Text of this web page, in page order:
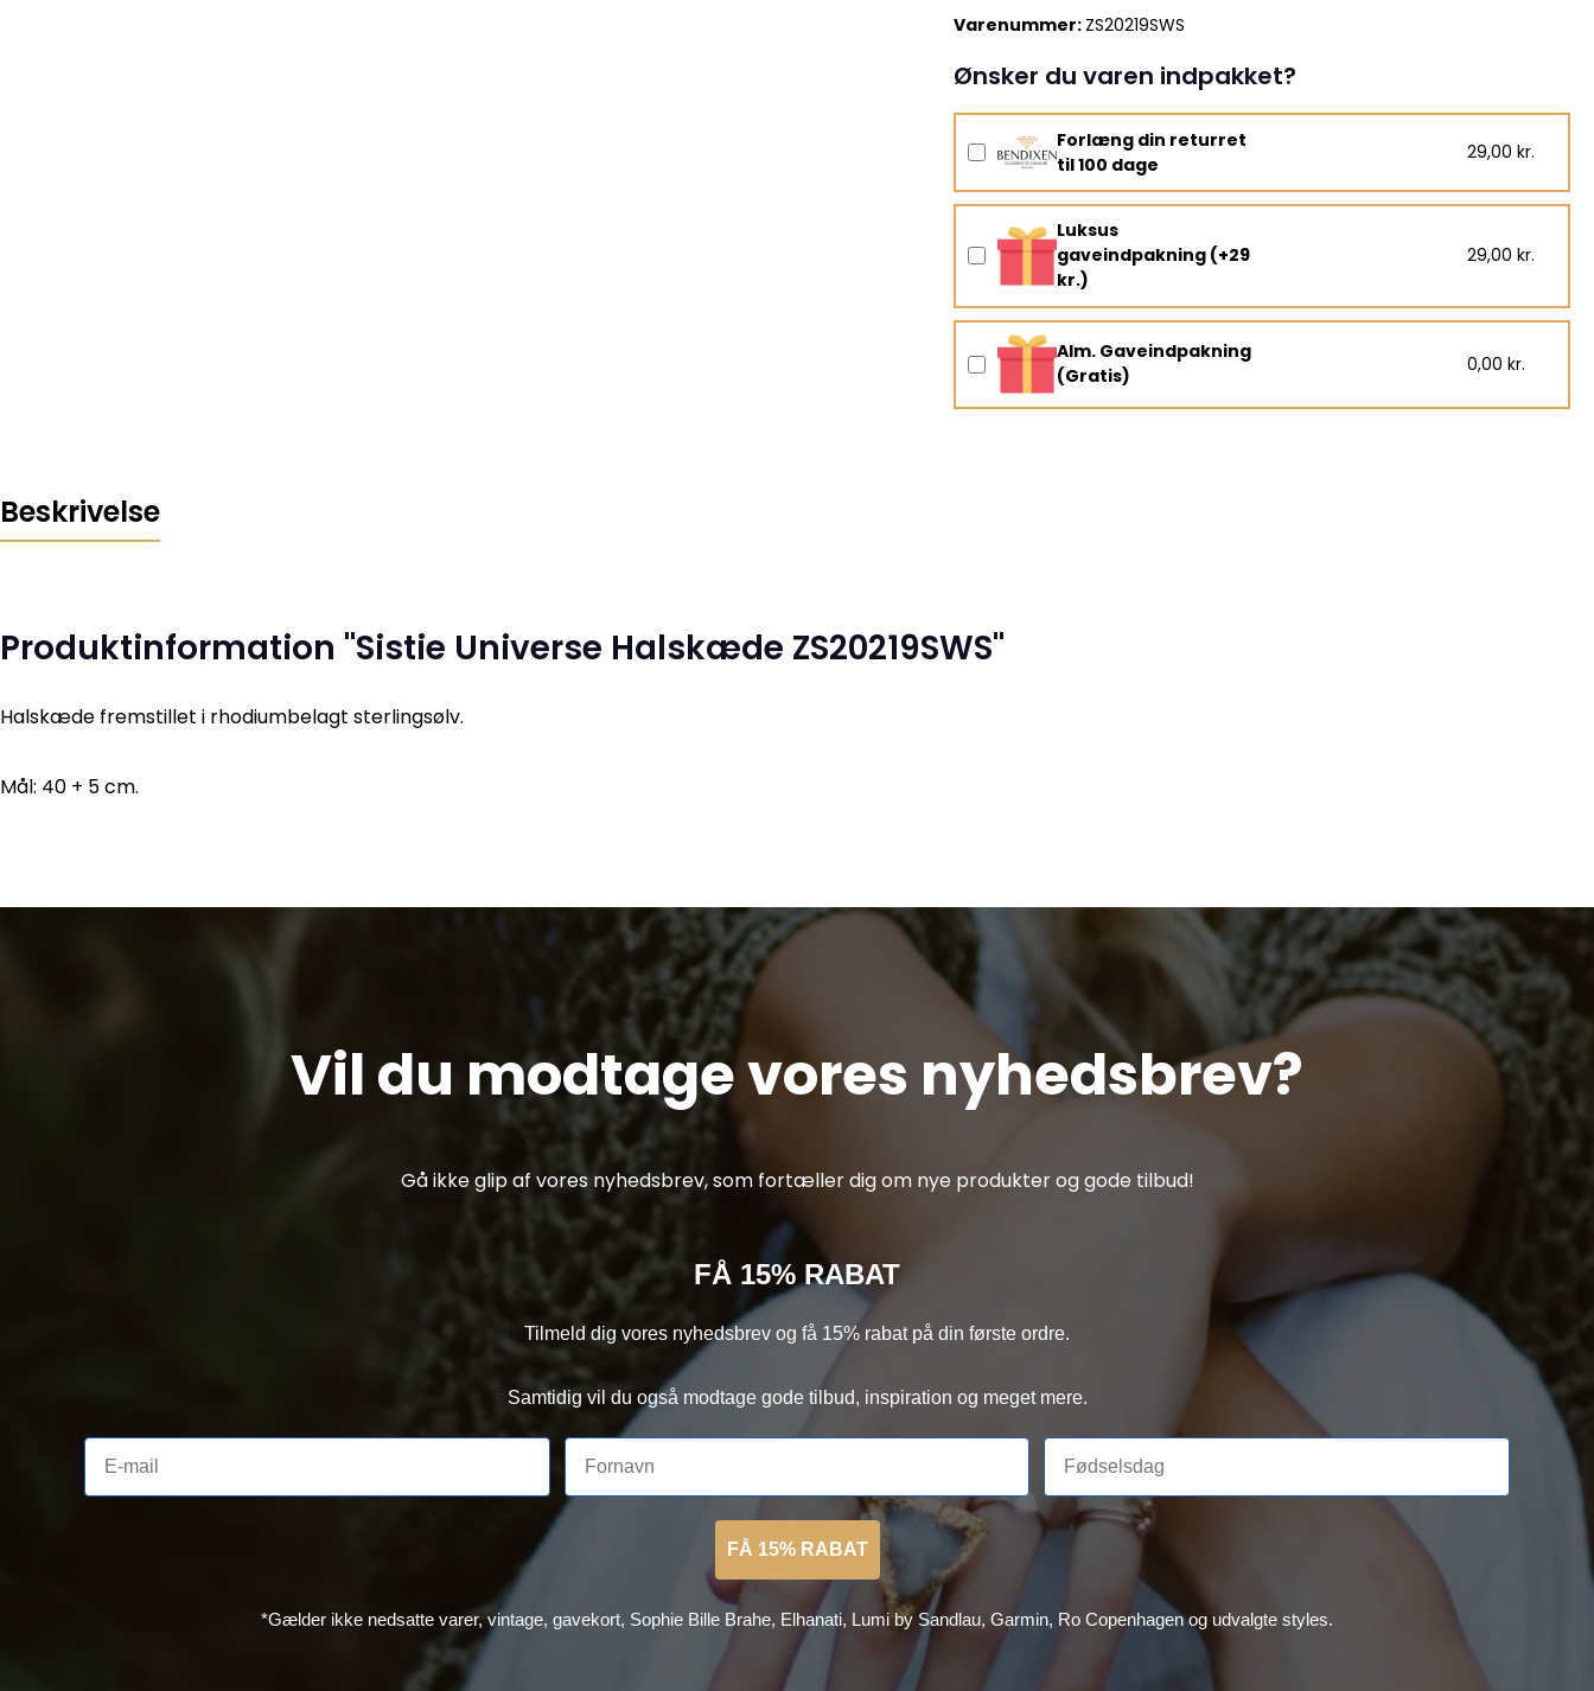
Varenummer: ZS20219SWS
Ønsker du varen indpakket?
Forlæng din returret
til 100 dage
29,00 kr.
Luksus
gaveindpakning (+29
kr.)
29,00 kr.
Alm. Gaveindpakning
(Gratis)
0,00 kr.
Beskrivelse
Produktinformation "Sistie Universe Halskæde ZS20219SWS"
Halskæde fremstillet i rhodiumbelagt sterlingsølv.
Mål: 40 + 5 cm.
Vil du modtage vores nyhedsbrev?
Gå ikke glip af vores nyhedsbrev, som fortæller dig om nye produkter og gode tilbud!
FÅ 15% RABAT
Tilmeld dig vores nyhedsbrev og få 15% rabat på din første ordre.
Samtidig vil du også modtage gode tilbud, inspiration og meget mere.
FÅ 15% RABAT
*Gælder ikke nedsatte varer, vintage, gavekort, Sophie Bille Brahe, Elhanati, Lumi by Sandlau, Garmin, Ro Copenhagen og udvalgte styles.